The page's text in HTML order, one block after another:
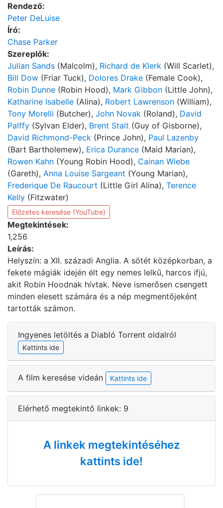
Rendező:
Peter DeLuise
Író:
Chase Parker
Szereplők:
Julian Sands (Malcolm), Richard de Klerk (Will Scarlet),
Bill Dow (Friar Tuck), Dolores Drake (Female Cook),
Robin Dunne (Robin Hood), Mark Gibbon (Little John),
Katharine Isabelle (Alina), Robert Lawrenson (William),
Tony Morelli (Butcher), John Novak (Roland), David
Palffy (Sylvan Elder), Brent Stait (Guy of Gisborne),
David Richmond-Peck (Prince John), Paul Lazenby
(Bart Bartholemew), Erica Durance (Maid Marian),
Rowen Kahn (Young Robin Hood), Cainan Wiebe
(Gareth), Anna Louise Sargeant (Young Marian),
Frederique De Raucourt (Little Girl Alina), Terence
Kelly (Fitzwater)
Előzetes keresése (YouTube)
Megtekintések:
1,256
Leírás:
Helyszín: a XII. századi Anglia. A sötét középkorban, a
fekete mágiák idején élt egy nemes lelkű, harcos ifjú,
akit Robin Hoodnak hívtak. Neve ismerősen csengett
minden elesett számára és a nép megmentőjeként
tartották számon.
Ingyenes letöltés a Diabló Torrent oldalról
Kattints ide
A film keresése videán Kattints ide
Elérhető megtekintő linkek: 9
A linkek megtekintéséhez
kattints ide!